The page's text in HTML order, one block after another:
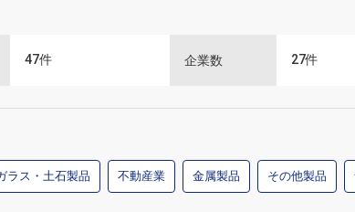
47件 企業数 27件
ラス・土石製品 不動産業 金属製品 その他製品